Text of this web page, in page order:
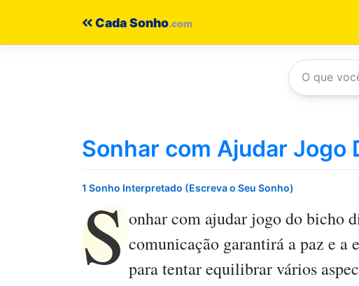
Cada Sonho
Sonhar com Ajudar Jogo
1 Sonho Interpretado (Escreva o Seu Sonho)
S onhar com ajudar jogo do bicho
comunicação garantirá a paz e a
para tentar equilibrar vários